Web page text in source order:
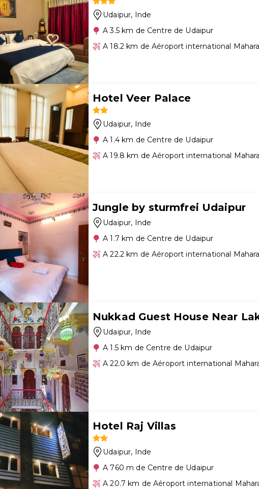
Udaipur, Inde
A 3.5 km de Centre de Udaipur
A 18.2 km de Aéroport international
Hotel Veer Palace
Udaipur, Inde
A 1.4 km de Centre de Udaipur
A 19.8 km de Aéroport international
Jungle by sturmfrei Udaipur
Udaipur, Inde
A 1.7 km de Centre de Udaipur
A 22.2 km de Aéroport international
Nukkad Guest House Near
Udaipur, Inde
A 1.5 km de Centre de Udaipur
A 22.0 km de Aéroport international
Hotel Raj Villas
Udaipur, Inde
A 760 m de Centre de Udaipur
A 20.7 km de Aéroport international